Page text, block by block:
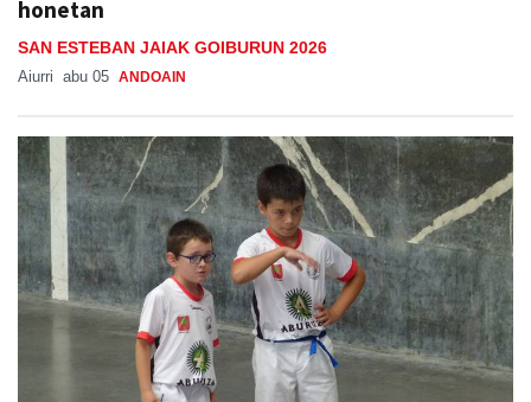
honetan
SAN ESTEBAN JAIAK GOIBURUN 2026
Aiurri abu 05 ANDOAIN